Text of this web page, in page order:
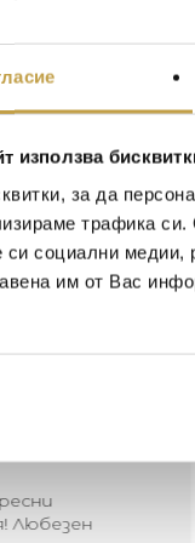
използва
за да
трафика
си социални
им от Вас
Любезен